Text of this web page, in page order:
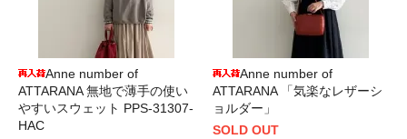
Anne number of
ATTARANA 無地で薄手の使い
やすいスウェット PPS-31307-
HAC
Anne number of
ATTARANA 「気楽なレザーシ
ョルダー」
SOLD OUT